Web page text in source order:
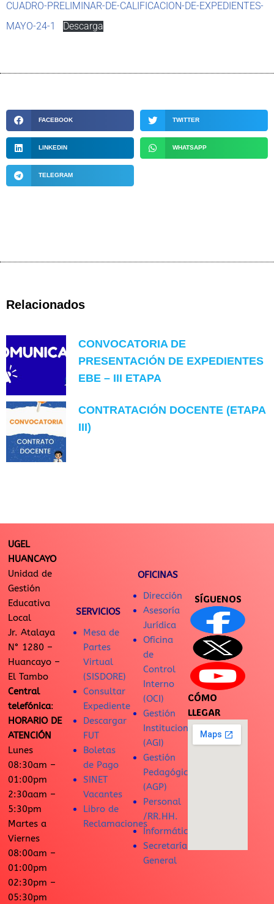
CUADRO-PRELIMINAR-DE-CALIFICACION-DE-EXPEDIENTES-
MAYO-24-1
Descarga
FACEBOOK TWITTER
LINKEDIN WHATSAPP
TELEGRAM
Relacionados
CONVOCATORIA DE
PRESENTACIÓN DE EXPEDIENTES
EBE – III ETAPA
CONTRATACIÓN DOCENTE (ETAPA
III)
UGEL
HUANCAYO
Unidad de
Gestión
Educativa
Local
Jr. Atalaya
N° 1280 –
Huancayo –
El Tambo
Central
telefónica:
HORARIO DE
ATENCIÓN
Lunes
08:30am –
01:00pm
2:30aam –
5:30pm
Martes a
Viernes
08:00am –
01:00pm
02:30pm –
05:30pm
SERVICIOS
Mesa de
Partes
Virtual
(SISDORE)
Consultar
Expediente
Descargar
FUT
Boletas
de Pago
SINET
Vacantes
Libro de
Reclamaciones
OFICINAS
Dirección
Asesoría
Jurídica
Oficina
de
Control
Interno
(OCI)
Gestión
Institucional
(AGI)
Gestión
Pedagógica
(AGP)
Personal
/RR.HH.
Informática
Secretaría
General
SÍGUENOS
CÓMO
LLEGAR